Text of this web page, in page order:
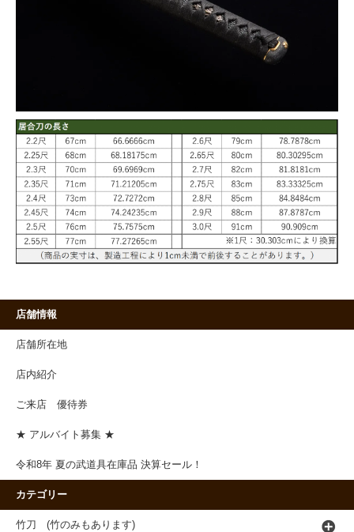
店舗情報
店舗所在地
店内紹介
ご来店 優待券
★ アルバイト募集 ★
令和8年 夏の武道具在庫品 決算セール！
カテゴリー
竹刀 (竹のみもあります)